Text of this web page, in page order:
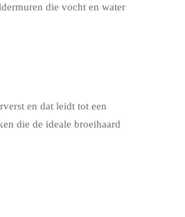
die vocht en water
en dat leidt tot een
die de ideale broeihaard